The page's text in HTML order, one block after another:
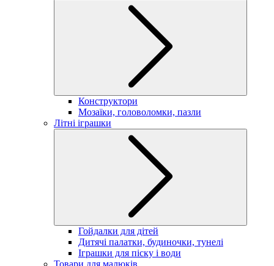
Конструктори
Мозаїки, головоломки, пазли
Літні іграшки
Гойдалки для дітей
Дитячі палатки, будиночки, тунелі
Іграшки для піску і води
Товари для малюків